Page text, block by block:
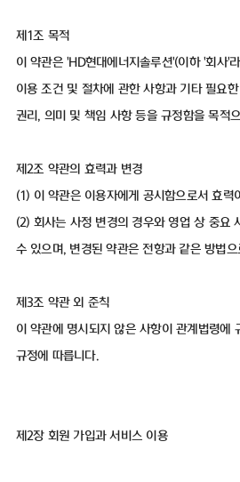
제1조 목적
이 약관은 'HD현대에너지솔루션'(이하 '회사'
이용 조건 및 절차에 관한 사항과 기타 필요
권리, 의미 및 책임 사항 등을 규정함을 목적
제2조 약관의 효력과 변경
(1) 이 약관은 이용자에게 공시함으로서 효력
(2) 회사는 사정 변경의 경우와 영업 상 중요
수 있으며, 변경된 약관은 전항과 같은 방법
제3조 약관 외 준칙
이 약관에 명시되지 않은 사항이 관계법령에
규정에 따릅니다.
제2장 회원 가입과 서비스 이용